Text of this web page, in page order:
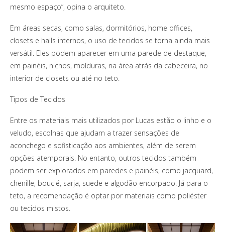
mesmo espaço”, opina o arquiteto.
Em áreas secas, como salas, dormitórios, home offices,
closets e halls internos, o uso de tecidos se torna ainda mais
versátil. Eles podem aparecer em uma parede de destaque,
em painéis, nichos, molduras, na área atrás da cabeceira, no
interior de closets ou até no teto.
Tipos de Tecidos
Entre os materiais mais utilizados por Lucas estão o linho e o
veludo, escolhas que ajudam a trazer sensações de
aconchego e sofisticação aos ambientes, além de serem
opções atemporais. No entanto, outros tecidos também
podem ser explorados em paredes e painéis, como jacquard,
chenille, bouclé, sarja, suede e algodão encorpado. Já para o
teto, a recomendação é optar por materiais como poliéster
ou tecidos mistos.